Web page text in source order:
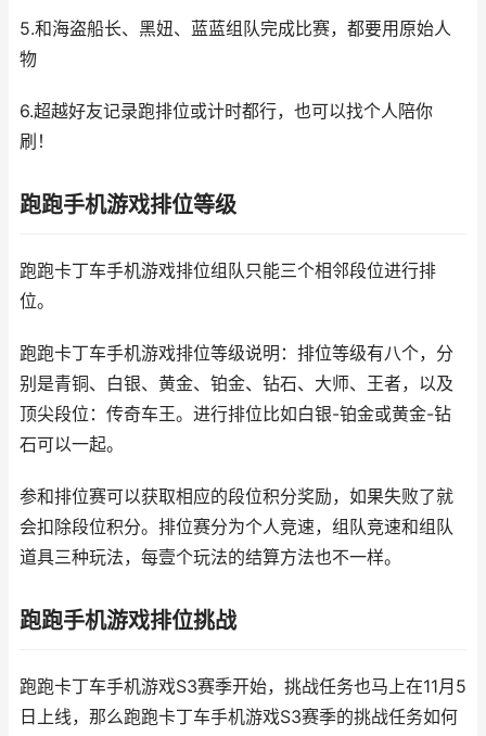
5.和海盗船长、黑妞、蓝蓝组队完成比赛，都要用原始人
物
6.超越好友记录跑排位或计时都行，也可以找个人陪你
刷！
跑跑手机游戏排位等级
跑跑卡丁车手机游戏排位组队只能三个相邻段位进行排
位。
跑跑卡丁车手机游戏排位等级说明：排位等级有八个，分
别是青铜、白银、黄金、铂金、钻石、大师、王者，以及
顶尖段位：传奇车王。进行排位比如白银-铂金或黄金-钻
石可以一起。
参和排位赛可以获取相应的段位积分奖励，如果失败了就
会扣除段位积分。排位赛分为个人竞速，组队竞速和组队
道具三种玩法，每壹个玩法的结算方法也不一样。
跑跑手机游戏排位挑战
跑跑卡丁车手机游戏S3赛季开始，挑战任务也马上在11月5
日上线，那么跑跑卡丁车手机游戏S3赛季的挑战任务如何